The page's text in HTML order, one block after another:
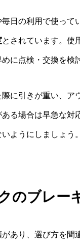
日の利用で使って
とされています。使
に点検・交換を検
に引きが重い、ア
る場合は早急な
ようにしましょう。
のブレー
あり、選び方を